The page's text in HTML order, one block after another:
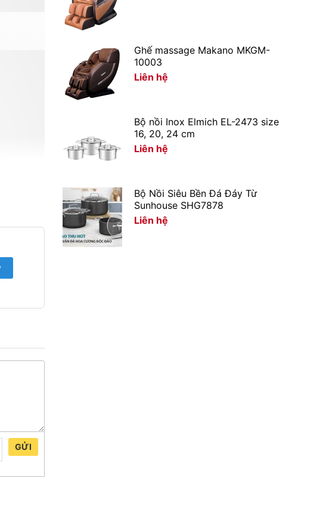
GỬI
Ghế massage Makano MKGM-
10003
Liên hệ
Bộ nồi Inox Elmich EL-2473 size
16, 20, 24 cm
Liên hệ
Bộ Nồi Siêu Bền Đá Đáy Từ
Sunhouse SHG7878
Liên hệ